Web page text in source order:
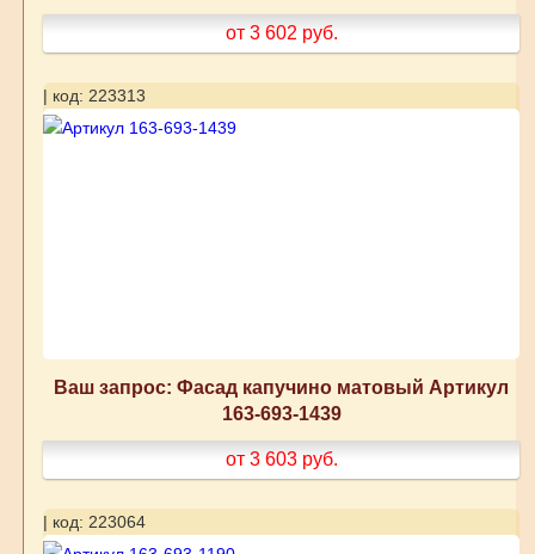
от 3 602 руб.
| код: 223313
Ваш запрос: Фасад капучино матовый Артикул
163-693-1439
от 3 603 руб.
| код: 223064